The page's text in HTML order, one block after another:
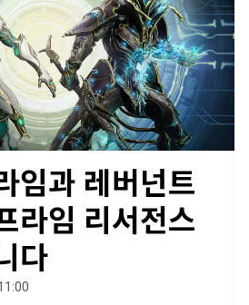
임과 레버넌트
라임 리서전스
다